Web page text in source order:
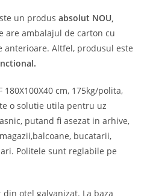
un produsabsolut NOU,
are ambalajul de carton cu
Altfel, produsul este
cm, 175kg/polita,
o solutie utila pentru uz
putand fi asezat in arhive,
bucatarii,
Politele sunt reglabile pe
otel galvanizat. La baza